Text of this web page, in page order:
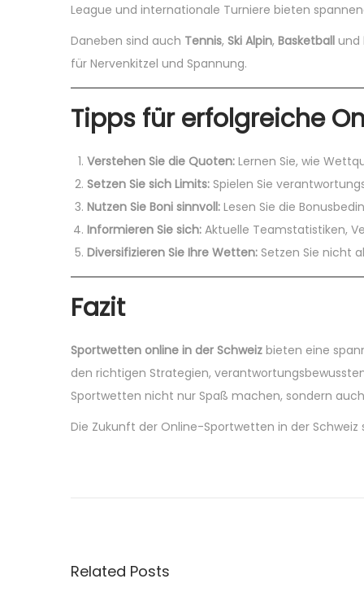
League und internationale Turniere bieten
Daneben sind auch Tennis, Ski Alpin, Basketball und
für Nervenkitzel und Spannung.
Tipps für erfolgreiche
Verstehen Sie die Quoten: Lernen Sie, wie
Setzen Sie sich Limits: Spielen Sie
Nutzen Sie Boni sinnvoll: Lesen Sie die
Informieren Sie sich: Aktuelle Teamstatistiken,
Diversifizieren Sie Ihre Wetten: Setzen Sie nicht
Fazit
Sportwetten online in der Schweiz bieten eine
den richtigen Strategien,
Sportwetten nicht nur Spaß machen, sondern
Die Zukunft der Online-Sportwetten in der
s
o
n
Related Posts